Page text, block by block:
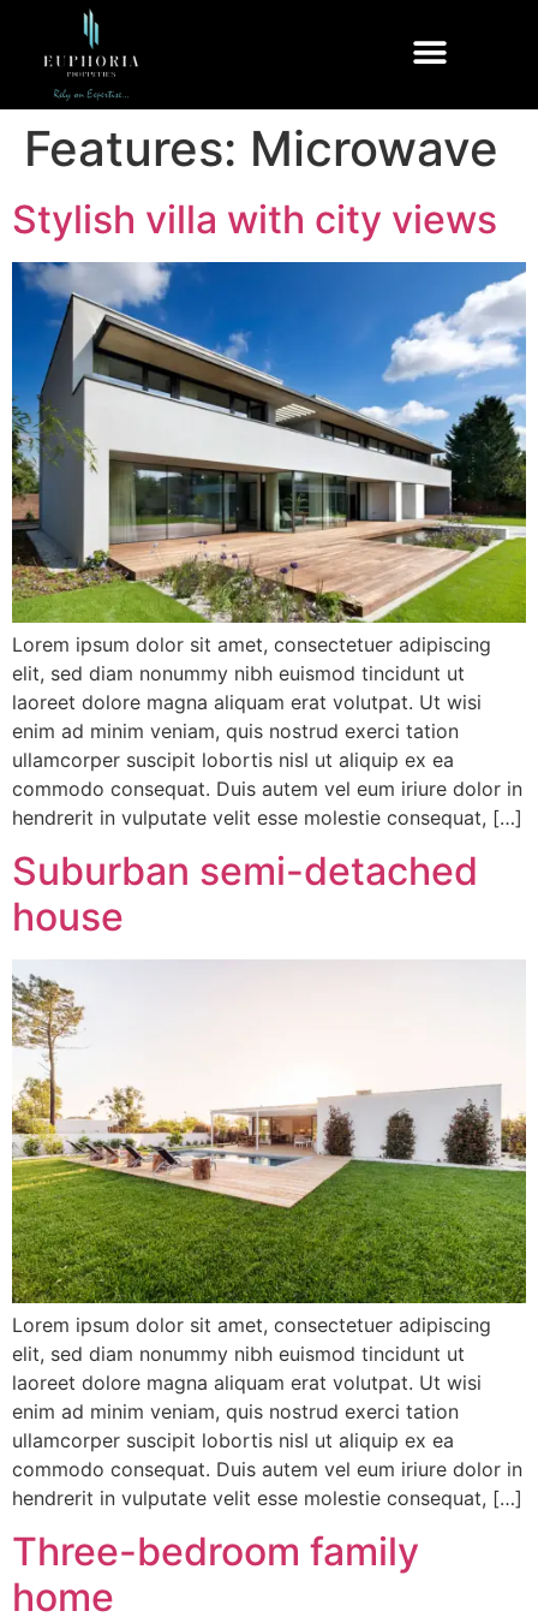
Features: Microwave
Stylish villa with city views
Lorem ipsum dolor sit amet, consectetuer adipiscing
elit, sed diam nonummy nibh euismod tincidunt ut
laoreet dolore magna aliquam erat volutpat. Ut wisi
enim ad minim veniam, quis nostrud exerci tation
ullamcorper suscipit lobortis nisl ut aliquip ex ea
commodo consequat. Duis autem vel eum iriure dolor in
hendrerit in vulputate velit esse molestie consequat, […]
Suburban semi-detached
house
Lorem ipsum dolor sit amet, consectetuer adipiscing
elit, sed diam nonummy nibh euismod tincidunt ut
laoreet dolore magna aliquam erat volutpat. Ut wisi
enim ad minim veniam, quis nostrud exerci tation
ullamcorper suscipit lobortis nisl ut aliquip ex ea
commodo consequat. Duis autem vel eum iriure dolor in
hendrerit in vulputate velit esse molestie consequat, […]
Three-bedroom family
home